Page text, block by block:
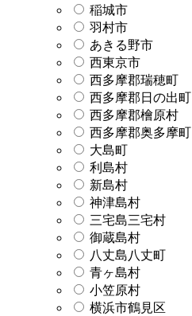
稲城市
羽村市
あきる野市
西東京市
西多摩郡瑞穂町
西多摩郡日の出町
西多摩郡檜原村
西多摩郡奥多摩町
大島町
利島村
新島村
神津島村
三宅島三宅村
御蔵島村
八丈島八丈町
青ヶ島村
小笠原村
横浜市鶴見区